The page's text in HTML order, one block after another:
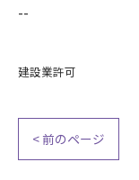
--
建設業許可
< 前のページ